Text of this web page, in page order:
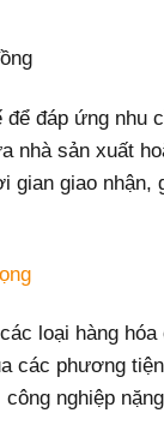
đáp ứng nhu
nhà sản xuất
gian giao
loại hàng
các phương
nghiệp